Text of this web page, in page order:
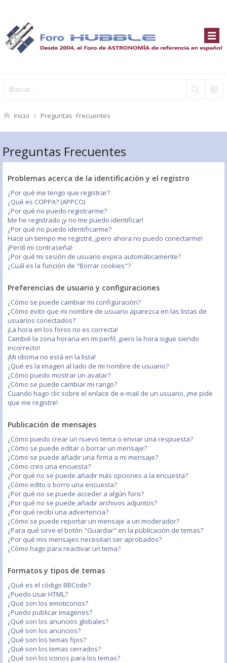
Inicio Preguntas Frecuentes
Preguntas Frecuentes
Problemas acerca de la identificación y el registro
¿Por qué me tengo que registrar?
¿Qué es COPPA? (APPCO)
¿Por qué no puedo registrarme?
Me he registrado ¡y no me puedo identificar!
¿Por qué no puedo identificarme?
Hace un tiempo me registré, ¡pero ahora no puedo conectarme!
¡Perdí mi contraseña!
¿Por qué mi sesión de usuario expira automáticamente?
¿Cuál es la función de "Borrar cookies"?
Preferencias de usuario y configuraciones
¿Cómo se puede cambiar mi configuración?
¿Cómo evito que mi nombre de usuario aparezca en las listas de
usuarios conectados?
¡La hora en los foros no es correcta!
Cambié la zona horaria en mi perfil, ¡pero la hora sigue siendo
incorrecto!
¡Mi idioma no está en la lista!
¿Qué es la imagen al lado de mi nombre de usuario?
¿Cómo puedo mostrar un avatar?
¿Cómo se puede cambiar mi rango?
Cuando hago clic sobre el enlace de e-mail de un usuario, ¡me pide
que me registre!
Publicación de mensajes
¿Cómo puedo crear un nuevo tema o enviar una respuesta?
¿Cómo se puede editar o borrar un mensaje?
¿Cómo se puede añadir una firma a mi mensaje?
¿Cómo creo una encuesta?
¿Por qué no se puede añadir más opciones a la encuesta?
¿Cómo edito o borro una encuesta?
¿Por qué no se puede acceder a algún foro?
¿Por qué no se puede añadir archivos adjuntos?
¿Por qué recibí una advertencia?
¿Cómo se puede reportar un mensaje a un moderador?
¿Para qué sirve el botón "Guardar" en la publicación de temas?
¿Por qué mis mensajes necesitan ser aprobados?
¿Cómo hago para reactivar un tema?
Formatos y tipos de temas
¿Qué es el código BBCode?
¿Puedo usar HTML?
¿Qué son los emoticonos?
¿Puedo publicar imagenes?
¿Qué son los anuncios globales?
¿Qué son los anuncios?
¿Qué son los temas fijos?
¿Qué son los temas cerrados?
¿Qué son los iconos para los temas?